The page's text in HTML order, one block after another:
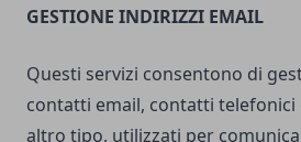
GESTIONE INDIRIZZI EMAIL
Questi servizi consentono di
contatti email, contatti
altro tipo, utilizzati per